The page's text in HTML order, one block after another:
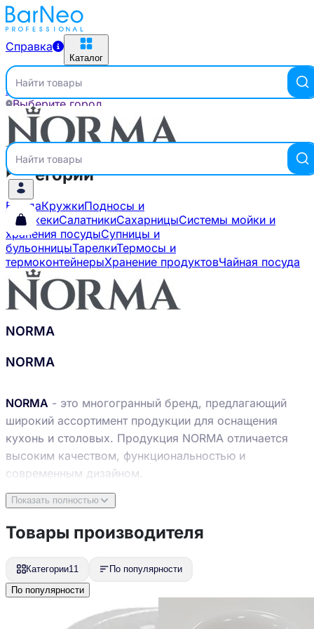
Справка
Каталог
Найти товары
Выберите город
Справка
Каталог
Найти товары
Главная Бренды
Категории
БлюдаКружкиПодносы и
триджекиСалатникиСахарницыСистемы мойки и
хранения посудыСупницы и
бульонницыТарелкиТермосы и
термоконтейнерыХранение продуктовЧайная посуда
NORMA
NORMA
NORMA - это многогранный бренд, предлагающий
широкий ассортимент продукции для оснащения
кухонь и столовых. Продукция NORMA отличается
высоким качеством, функциональностью и
современным дизайном.
Посуда для сервировки стола
своей прочностью, устойчивостью к высоким
Коллекции:
Romantic: Отличается изысканным дизайном с
резными краями.
Показать полностью
Товары производителя
Категории11
По популярности
По популярности